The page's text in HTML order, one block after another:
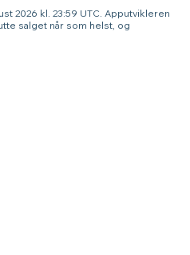
2026 kl. 23:59 UTC. Apputvikleren
salget når som helst, og